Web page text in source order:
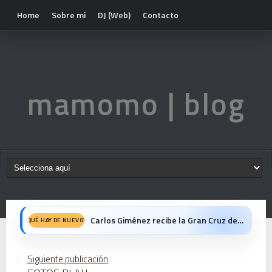
Home Sobre mi DJ (Web) Contacto
mamomo | blog
QUÉ HAY DE NUEVO? Carlos Giménez recibe la Gran Cruz de Alfonso X el Sabio: homenaje al maestro de la historieta española
Siguiente publicación